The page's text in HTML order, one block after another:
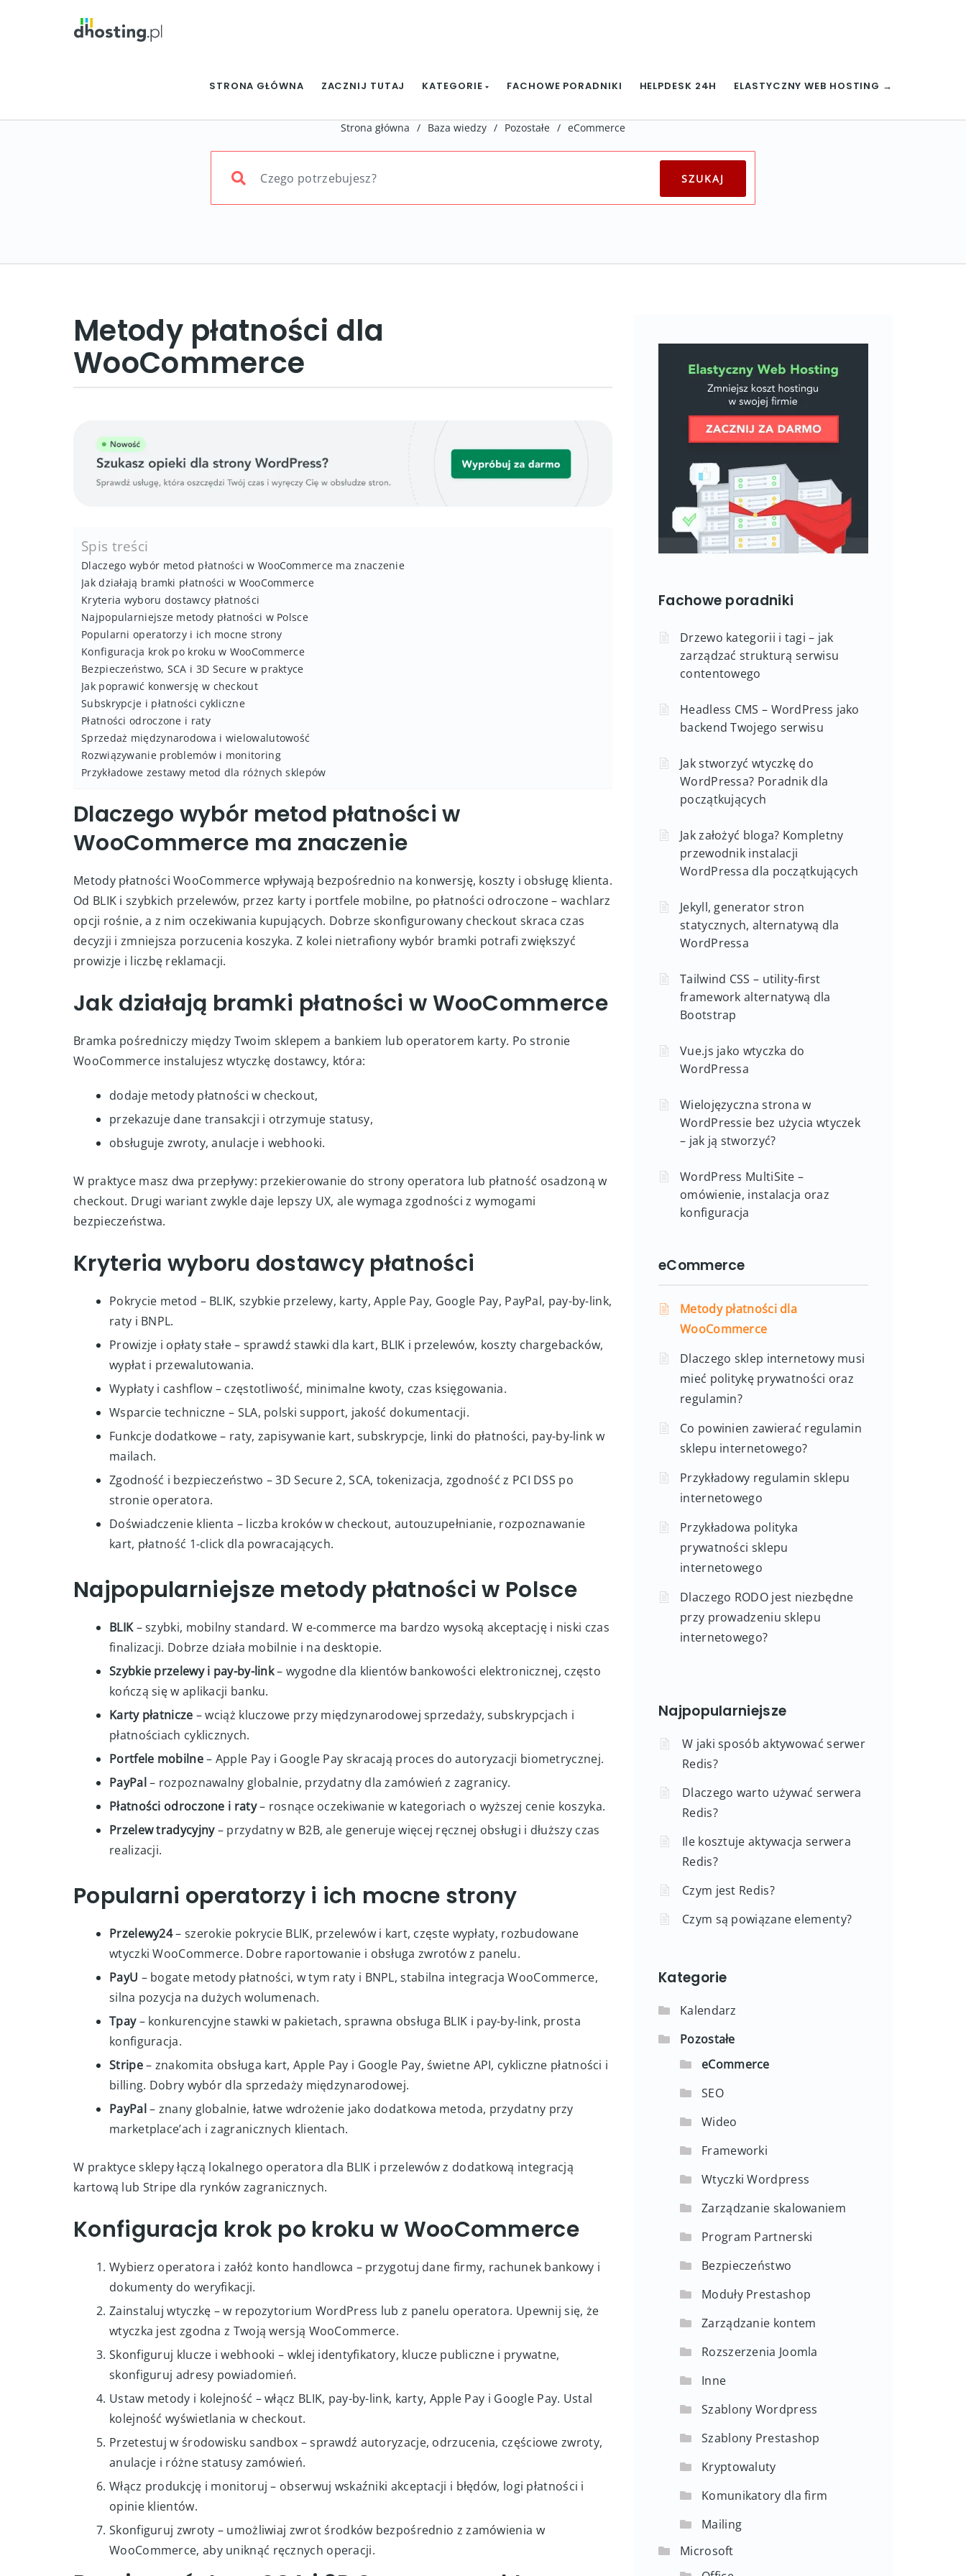
STRONA GŁÓWNA ZACZNIJ TUTAJ KATEGORIE FACHOWE PORADNIKI HELPDESK 24H ELASTYCZNY WEB HOSTING →
Strona główna / Baza wiedzy / Pozostałe / eCommerce
Metody płatności dla
WooCommerce
Spis treści
Dlaczego wybór metod płatności w WooCommerce ma znaczenie
Jak działają bramki płatności w WooCommerce
Kryteria wyboru dostawcy płatności
Najpopularniejsze metody płatności w Polsce
Popularni operatorzy i ich mocne strony
Konfiguracja krok po kroku w WooCommerce
Bezpieczeństwo, SCA i 3D Secure w praktyce
Jak poprawić konwersję w checkout
Subskrypcje i płatności cykliczne
Płatności odroczone i raty
Sprzedaż międzynarodowa i wielowalutowość
Rozwiązywanie problemów i monitoring
Przykładowe zestawy metod dla różnych sklepów
Dlaczego wybór metod płatności w
WooCommerce ma znaczenie
Metody płatności WooCommerce wpływają bezpośrednio na konwersję, koszty i obsługę klienta.
Od BLIK i szybkich przelewów, przez karty i portfele mobilne, po płatności odroczone – wachlarz
opcji rośnie, a z nim oczekiwania kupujących. Dobrze skonfigurowany checkout skraca czas
decyzji i zmniejsza porzucenia koszyka. Z kolei nietrafiony wybór bramki potrafi zwiększyć
prowizje i liczbę reklamacji.
Jak działają bramki płatności w WooCommerce
Bramka pośredniczy między Twoim sklepem a bankiem lub operatorem karty. Po stronie
WooCommerce instalujesz wtyczkę dostawcy, która:
dodaje metody płatności w checkout,
przekazuje dane transakcji i otrzymuje statusy,
obsługuje zwroty, anulacje i webhooki.
W praktyce masz dwa przepływy: przekierowanie do strony operatora lub płatność osadzoną w
checkout. Drugi wariant zwykle daje lepszy UX, ale wymaga zgodności z wymogami
bezpieczeństwa.
Kryteria wyboru dostawcy płatności
Pokrycie metod – BLIK, szybkie przelewy, karty, Apple Pay, Google Pay, PayPal, pay-by-link,
raty i BNPL.
Prowizje i opłaty stałe – sprawdź stawki dla kart, BLIK i przelewów, koszty chargebacków,
wypłat i przewalutowania.
Wypłaty i cashflow – częstotliwość, minimalne kwoty, czas księgowania.
Wsparcie techniczne – SLA, polski support, jakość dokumentacji.
Funkcje dodatkowe – raty, zapisywanie kart, subskrypcje, linki do płatności, pay-by-link w
mailach.
Zgodność i bezpieczeństwo – 3D Secure 2, SCA, tokenizacja, zgodność z PCI DSS po
stronie operatora.
Doświadczenie klienta – liczba kroków w checkout, autouzupełnianie, rozpoznawanie
kart, płatność 1-click dla powracających.
Najpopularniejsze metody płatności w Polsce
BLIK– szybki, mobilny standard. W e-commerce ma bardzo wysoką akceptację i niski czas
finalizacji. Dobrze działa mobilnie i na desktopie.
Szybkie przelewy i pay-by-link– wygodne dla klientów bankowości elektronicznej, często
kończą się w aplikacji banku.
Karty płatnicze – wciąż kluczowe przy międzynarodowej sprzedaży, subskrypcjach i
płatnościach cyklicznych.
Portfele mobilne– Apple Pay i Google Pay skracają proces do autoryzacji biometrycznej.
PayPal– rozpoznawalny globalnie, przydatny dla zamówień z zagranicy.
Płatności odroczone i raty– rosnące oczekiwanie w kategoriach o wyższej cenie koszyka.
Przelew tradycyjny– przydatny w B2B, ale generuje więcej ręcznej obsługi i dłuższy czas
realizacji.
Popularni operatorzy i ich mocne strony
Przelewy24– szerokie pokrycie BLIK, przelewów i kart, częste wypłaty, rozbudowane
wtyczki WooCommerce. Dobre raportowanie i obsługa zwrotów z panelu.
PayU – bogate metody płatności, w tym raty i BNPL, stabilna integracja WooCommerce,
silna pozycja na dużych wolumenach.
Tpay– konkurencyjne stawki w pakietach, sprawna obsługa BLIK i pay-by-link, prosta
konfiguracja.
Stripe– znakomita obsługa kart, Apple Pay i Google Pay, świetne API, cykliczne płatności i
billing. Dobry wybór dla sprzedaży międzynarodowej.
PayPal– znany globalnie, łatwe wdrożenie jako dodatkowa metoda, przydatny przy
marketplace’ach i zagranicznych klientach.
W praktyce sklepy łączą lokalnego operatora dla BLIK i przelewów z dodatkową integracją
kartową lub Stripe dla rynków zagranicznych.
Konfiguracja krok po kroku w WooCommerce
Wybierz operatora i załóż konto handlowca – przygotuj dane firmy, rachunek bankowy i
dokumenty do weryfikacji.
Zainstaluj wtyczkę – w repozytorium WordPress lub z panelu operatora. Upewnij się, że
wtyczka jest zgodna z Twoją wersją WooCommerce.
Skonfiguruj klucze i webhooki – wklej identyfikatory, klucze publiczne i prywatne,
skonfiguruj adresy powiadomień.
Ustaw metody i kolejność – włącz BLIK, pay-by-link, karty, Apple Pay i Google Pay. Ustal
kolejność wyświetlania w checkout.
Przetestuj w środowisku sandbox – sprawdź autoryzacje, odrzucenia, częściowe zwroty,
anulacje i różne statusy zamówień.
Włącz produkcję i monitoruj – obserwuj wskaźniki akceptacji i błędów, logi płatności i
opinie klientów.
Skonfiguruj zwroty – umożliwiaj zwrot środków bezpośrednio z zamówienia w
WooCommerce, aby uniknąć ręcznych operacji.
Fachowe poradniki
Drzewo kategorii i tagi – jak
zarządzać strukturą serwisu
contentowego
Headless CMS – WordPress jako
backend Twojego serwisu
Jak stworzyć wtyczkę do
WordPressa? Poradnik dla
początkujących
Jak założyć bloga? Kompletny
przewodnik instalacji
WordPressa dla początkujących
Jekyll, generator stron
statycznych, alternatywą dla
WordPressa
Tailwind CSS – utility-first
framework alternatywą dla
Bootstrap
Vue.js jako wtyczka do
WordPressa
Wielojęzyczna strona w
WordPressie bez użycia wtyczek
– jak ją stworzyć?
WordPress MultiSite –
omówienie, instalacja oraz
konfiguracja
eCommerce
Metody płatności dla
WooCommerce
Dlaczego sklep internetowy musi
mieć politykę prywatności oraz
regulamin?
Co powinien zawierać regulamin
sklepu internetowego?
Przykładowy regulamin sklepu
internetowego
Przykładowa polityka
prywatności sklepu
internetowego
Dlaczego RODO jest niezbędne
przy prowadzeniu sklepu
internetowego?
Najpopularniejsze
W jaki sposób aktywować serwer
Redis?
Dlaczego warto używać serwera
Redis?
Ile kosztuje aktywacja serwera
Redis?
Czym jest Redis?
Czym są powiązane elementy?
Kategorie
Kalendarz
Pozostałe
eCommerce
SEO
Wideo
Frameworki
Wtyczki Wordpress
Zarządzanie skalowaniem
Program Partnerski
Bezpieczeństwo
Moduły Prestashop
Zarządzanie kontem
Rozszerzenia Joomla
Inne
Szablony Wordpress
Szablony Prestashop
Kryptowaluty
Komunikatory dla firm
Mailing
Microsoft